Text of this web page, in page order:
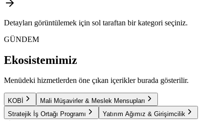
Detayları görüntülemek için sol taraftan bir kategori seçiniz.
GÜNDEM
Ekosistemimiz
Menüdeki hizmetlerden öne çıkan içerikler burada gösterilir.
KOBİ
Mali Müşavirler & Meslek Mensupları
Stratejik İş Ortağı Programı
Yatırım Ağımız & Girişimcilik